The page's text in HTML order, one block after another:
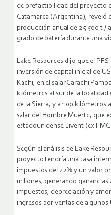
de prefactibilidad del proyecto
Catamarca (Argentina), reveló
producción anual de 25 500 t /
grado de batería durante una
Lake Resources dijo que el
inversión de capital inicial de
Kachi, en el salar Carachi
kilómetros al sur de la
de la Sierra, y a 100 kilómetros
salar del Hombre Muerto, que
estadounidense Livent (ex
Según el análisis de Lake
proyecto tendría una tasa
impuestos del 22% y un valor
millones, generando ganancias
impuestos, depreciación y
ingresos por ventas de algunos